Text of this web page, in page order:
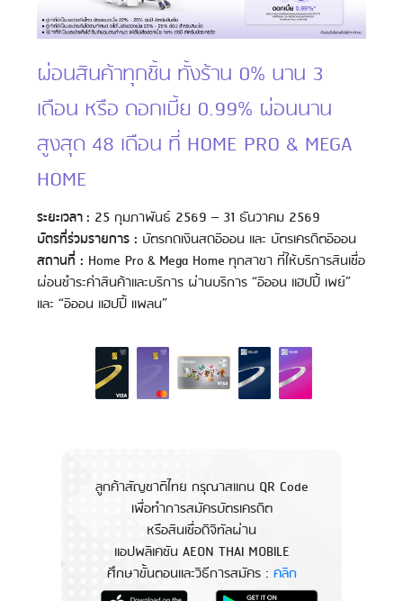
ผ่อนสินค้าทุกชิ้น ทั้งร้าน 0% นาน 3
เดือน หรือ ดอกเบี้ย 0.99% ผ่อนนาน
สูงสุด 48 เดือน ที่ HOME PRO & MEGA
HOME
ระยะเวลา : 25 กุมภาพันธ์ 2569 – 31 ธันวาคม 2569
บัตรที่ร่วมรายการ : บัตรกดเงินสดอิออน และ บัตรเครดิตอิออน
สถานที่ : Home Pro & Mega Home ทุกสาขา ที่ให้บริการสินเชื่อ
ผ่อนชำระค่าสินค้าและบริการ ผ่านบริการ “อิออน แฮปปี้ เพย์”
และ “อิออน แฮปปี้ เเพลน”
ลูกค้าสัญชาติไทย กรุณาสแกน QR Code
เพื่อทำการสมัครบัตรเครดิต
หรือสินเชื่อดิจิทัลผ่าน
แอปพลิเคชัน AEON THAI MOBILE
ศึกษาขั้นตอนและวิธีการสมัคร : คลิก